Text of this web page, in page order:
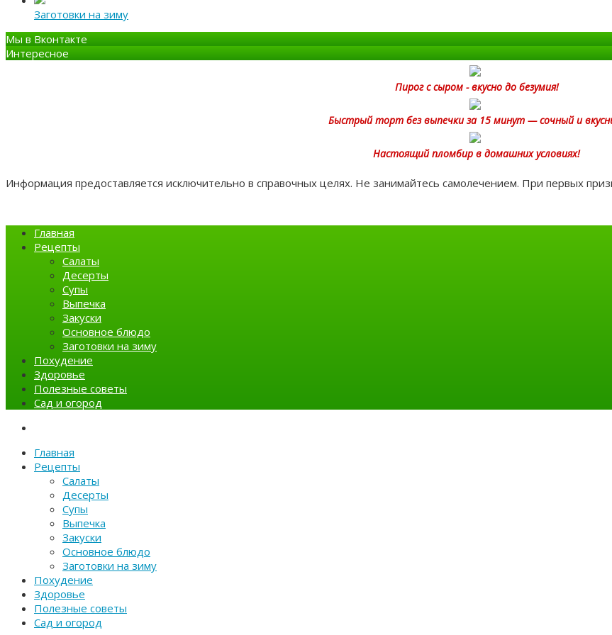
Заготовки на зиму
Мы в Вконтакте
Интересное
Пирог с сыром - вкусно до безумия!
Быстрый торт без выпечки за 15 минут — сочный и
Настоящий пломбир в домашних условиях!
Информация предоставляется исключительно в справочных целях. Не занимайтесь самолечением. При первых
Главная
Рецепты
Салаты
Десерты
Супы
Выпечка
Закуски
Основное блюдо
Заготовки на зиму
Похудение
Здоровье
Полезные советы
Сад и огород
Главная
Рецепты
Салаты
Десерты
Супы
Выпечка
Закуски
Основное блюдо
Заготовки на зиму
Похудение
Здоровье
Полезные советы
Сад и огород